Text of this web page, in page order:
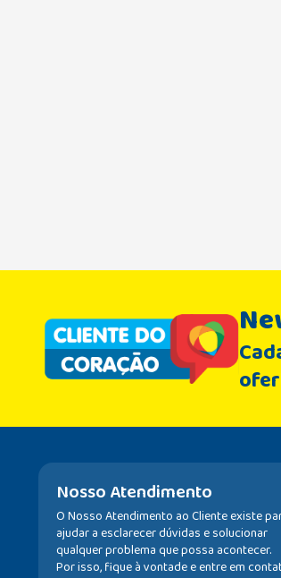
Nosso Atendimento
O Nosso Atendimento ao Cliente existe
ajudar a esclarecer dúvidas e solucionar
qualquer problema que possa acontecer.
Por isso, fique à vontade e entre em